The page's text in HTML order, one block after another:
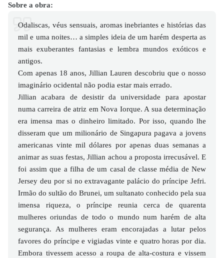
Sobre a obra:
Odaliscas, véus sensuais, aromas inebriantes e histórias das
mil e uma noites… a simples ideia de um harém desperta as
mais exuberantes fantasias e lembra mundos exóticos e
antigos.
Com apenas 18 anos, Jillian Lauren descobriu que o nosso
imaginário ocidental não podia estar mais errado.
Jillian acabara de desistir da universidade para apostar
numa carreira de atriz em Nova Iorque. A sua determinação
era imensa mas o dinheiro limitado. Por isso, quando lhe
disseram que um milionário de Singapura pagava a jovens
americanas vinte mil dólares por apenas duas semanas a
animar as suas festas, Jillian achou a proposta irrecusável. E
foi assim que a filha de um casal de classe média de New
Jersey deu por si no extravagante palácio do príncipe Jefri.
Irmão do sultão do Brunei, um sultanato conhecido pela sua
imensa riqueza, o príncipe reunia cerca de quarenta
mulheres oriundas de todo o mundo num harém de alta
segurança. As mulheres eram encorajadas a lutar pelos
favores do príncipe e vigiadas vinte e quatro horas por dia.
Embora tivessem acesso a roupa de alta-costura e vissem